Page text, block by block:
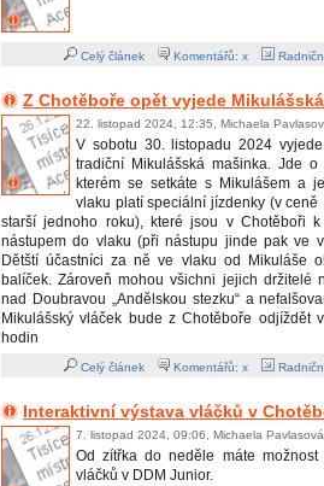
Celý článek Komentářů: x
Z Chotěboře opět vyjede
22. listopad 2024, 12:35, Michaela
V sobotu 30. listopadu 2024
tradiční Mikulášská mašinka. Jde
kterém se setkáte s Mikulášem a
vlaku platí speciální jízdenky (v ceně
starší jednoho roku), které jsou v Chotěboři
nástupem do vlaku (při nástupu jinde pak ve
Dětští účastníci za ně ve vlaku od Mikuláše
balíček. Zároveň mohou všichni jejich držitelé
nad Doubravou „Andělskou stezku“ a
Mikulášský vláček bude z Chotěboře odjíždět
hodin
Celý článek Komentářů: x
Interaktivní výstava vláčků v
7. listopad 2024, 09:06, Michaela Pavlasová
Od zítřka do neděle máte možnost
vláčků v DDM Junior.